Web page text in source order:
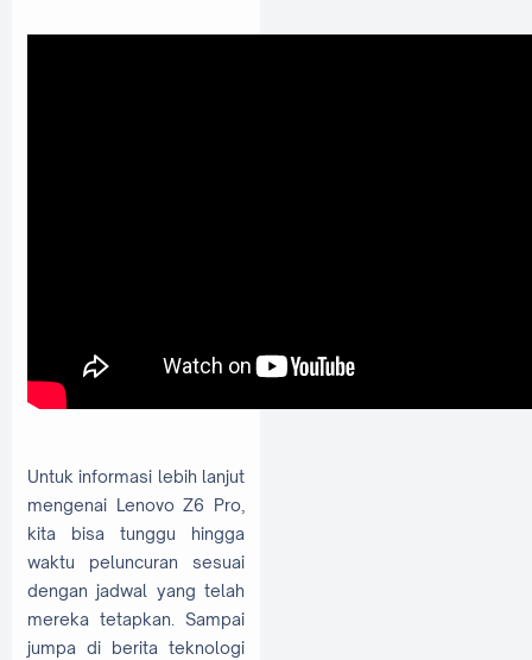
Untuk informasi lebih lanjut
mengenai Lenovo Z6 Pro,
kita bisa tunggu hingga
waktu peluncuran sesuai
dengan jadwal yang telah
mereka tetapkan. Sampai
jumpa di berita teknologi